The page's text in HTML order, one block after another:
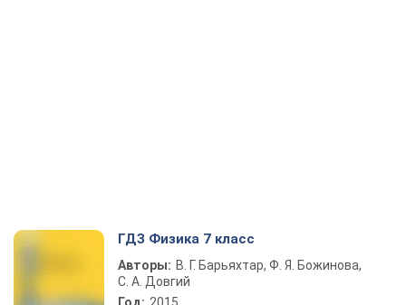
ГДЗ Физика 7 класс
Авторы: В. Г. Барьяхтар, Ф. Я. Божинова,
С. А. Довгий